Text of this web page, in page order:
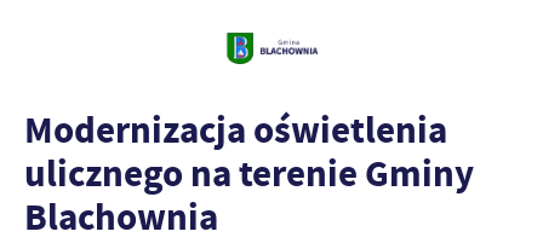
Modernizacja oświetlenia
ulicznego na terenie Gminy
Blachownia